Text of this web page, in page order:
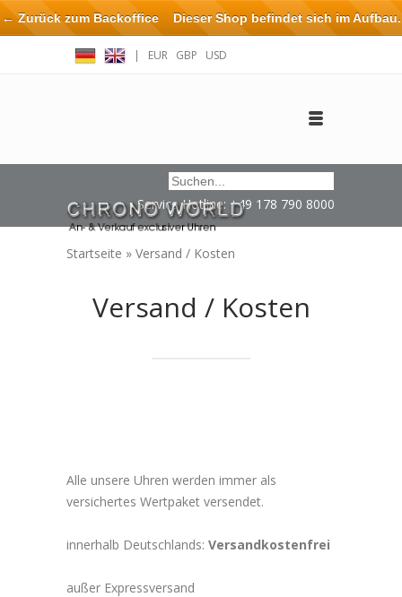
| EUR GBP USD
Service Hotline: +49 178 790 8000
Startseite » Versand / Kosten
Versand / Kosten
Alle unsere Uhren werden immer als
versichertes Wertpaket versendet.
innerhalb Deutschlands: Versandkostenfrei
außer Expressversand
← Zurück zum BackofficeDieser Shop befindet sich im Aufbau.
Eventuell können nicht alle Bestellungen eingehalten oder erfüllt